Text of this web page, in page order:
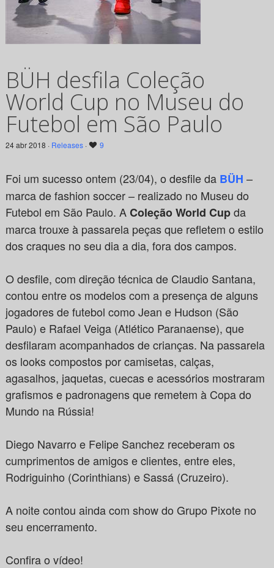
BÜH desfila Coleção
World Cup no Museu do
Futebol em São Paulo
24 abr 2018 · Releases· 9
Foi um sucesso ontem (23/04), o desfile da BÜH –
marca de fashion soccer – realizado no Museu do
Futebol em São Paulo. AColeção World Cupda
marca trouxe à passarela peças que refletem o estilo
dos craques no seu dia a dia, fora dos campos.
O desfile, com direção técnica de Claudio Santana,
contou entre os modelos com a presença de alguns
jogadores de futebol como Jean e Hudson (São
Paulo) e Rafael Veiga (Atlético Paranaense), que
desfilaram acompanhados de crianças. Na passarela
os looks compostos por camisetas, calças,
agasalhos, jaquetas, cuecas e acessórios mostraram
grafismos e padronagens que remetem à Copa do
Mundo na Rússia!
Diego Navarro e Felipe Sanchez receberam os
cumprimentos de amigos e clientes, entre eles,
Rodriguinho (Corinthians) e Sassá (Cruzeiro).
A noite contou ainda com show do Grupo Pixote no
seu encerramento.
Confira o vídeo!